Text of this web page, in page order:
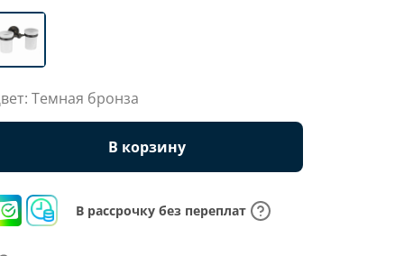
Темная бронза
В корзину
В рассрочку без переплат